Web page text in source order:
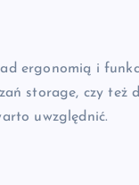
ergonomią i
storage, czy też
uwzględnić.